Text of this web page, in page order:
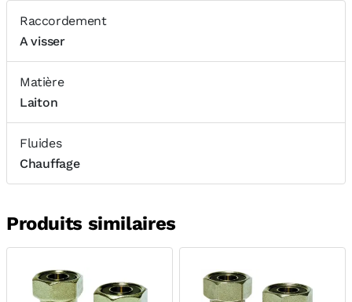
Raccordement
A visser
Matière
Laiton
Fluides
Chauffage
Produits similaires